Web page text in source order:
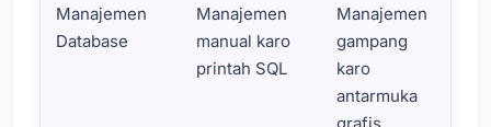
Manajemen
Database
Manajemen
manual karo
printah SQL
Manajemen
gampang
karo
antarmuka